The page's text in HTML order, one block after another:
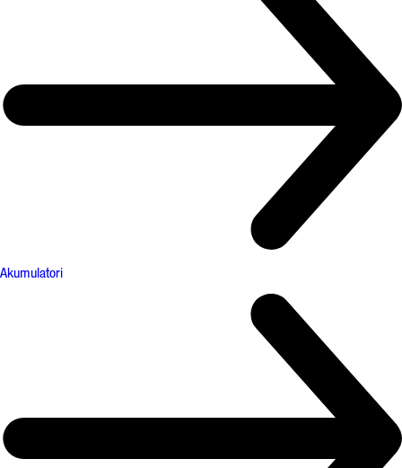
Akumulatori